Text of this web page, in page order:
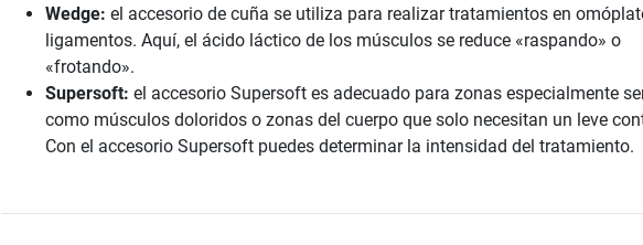
Wedge: el accesorio de cuña se utiliza para realizar tratamientos en
ligamentos. Aquí, el ácido láctico de los músculos se reduce «raspando» o
«frotando».
Supersoft: el accesorio Supersoft es adecuado para zonas especialmente
como músculos doloridos o zonas del cuerpo que solo necesitan un leve
Con el accesorio Supersoft puedes determinar la intensidad del tratamiento.